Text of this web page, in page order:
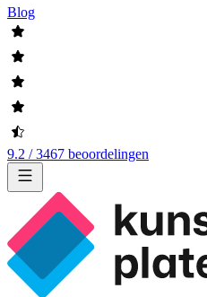
Blog
9.2 / 3467 beoordelingen